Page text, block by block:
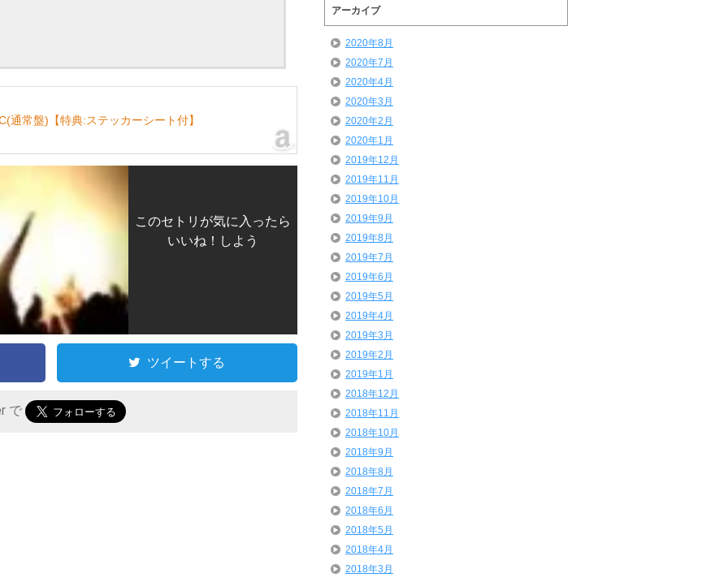
通常盤)【特典:ステッカーシート付】
このセトリが気に入ったら
いいね！しよう
ツイートする
で
アーカイブ
2020年8月
2020年7月
2020年4月
2020年3月
2020年2月
2020年1月
2019年12月
2019年11月
2019年10月
2019年9月
2019年8月
2019年7月
2019年6月
2019年5月
2019年4月
2019年3月
2019年2月
2019年1月
2018年12月
2018年11月
2018年10月
2018年9月
2018年8月
2018年7月
2018年6月
2018年5月
2018年4月
2018年3月